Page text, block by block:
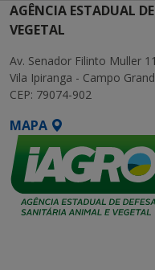
AGÊNCIA ESTADUAL
VEGETAL
Av. Senador Filinto Muller
Vila Ipiranga - Campo
CEP: 79074-902
MAPA